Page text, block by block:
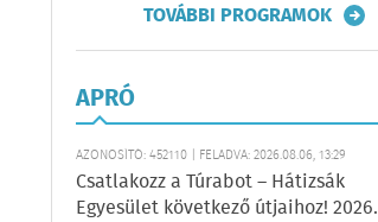
TOVÁBBI PROGRAMOK
APRÓ
AZONOSÍTÓ: 452110 | FELADVA: 2026.08.06, 13:29
Csatlakozz a Túrabot – Hátizsák
Egyesület következő útjaihoz! 2026.